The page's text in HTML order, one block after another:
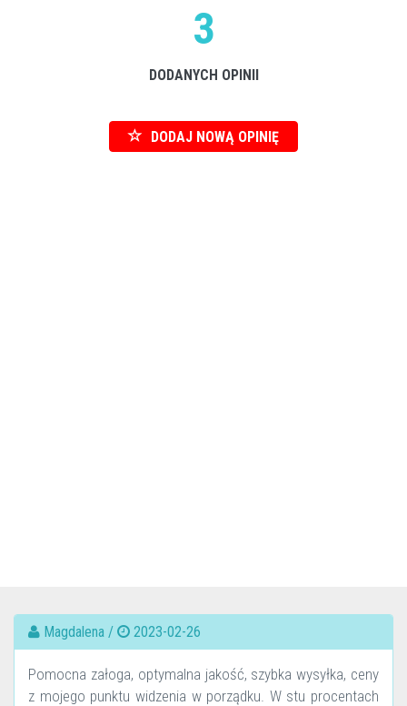
3
DODANYCH OPINII
DODAJ NOWĄ OPINIĘ
Magdalena / 2023-02-26
Pomocna załoga, optymalna jakość, szybka wysyłka, ceny
z mojego punktu widzenia w porządku. W stu procentach